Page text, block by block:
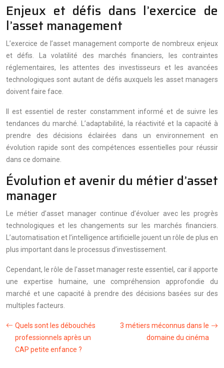
Enjeux et défis dans l’exercice de
l’asset management
L’exercice de l’asset management comporte de nombreux enjeux
et défis. La volatilité des marchés financiers, les contraintes
réglementaires, les attentes des investisseurs et les avancées
technologiques sont autant de défis auxquels les asset managers
doivent faire face.
Il est essentiel de rester constamment informé et de suivre les
tendances du marché. L’adaptabilité, la réactivité et la capacité à
prendre des décisions éclairées dans un environnement en
évolution rapide sont des compétences essentielles pour réussir
dans ce domaine.
Évolution et avenir du métier d’asset
manager
Le métier d’asset manager continue d’évoluer avec les progrès
technologiques et les changements sur les marchés financiers.
L’automatisation et l’intelligence artificielle jouent un rôle de plus en
plus important dans le processus d’investissement.
Cependant, le rôle de l’asset manager reste essentiel, car il apporte
une expertise humaine, une compréhension approfondie du
marché et une capacité à prendre des décisions basées sur des
multiples facteurs.
Quels sont les débouchés
professionnels après un
CAP petite enfance ?
3 métiers méconnus dans le
domaine du cinéma